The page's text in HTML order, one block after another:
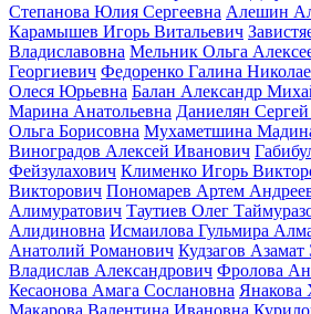
Степанова Юлия Сергеевна Алешин
Карамышев Игорь Витальевич
Владиславовна Мельник Ольга
Георгиевич Федоренко Галина
Олеся Юрьевна Балан Александр
Марина Анатольевна Даниелян
Ольга Борисовна Мухаметшина
Виноградов Алексей Иванович
Фейзулахович Клименко Игорь
Викторович Пономарев Артем
Алимуратович Таутиев Олег
Алидиновна Исмаилова Гульмира
Анатолий Романович Кудзагов
Владислав Александрович Фролова
Кесаонова Амага Сослановна Янакова